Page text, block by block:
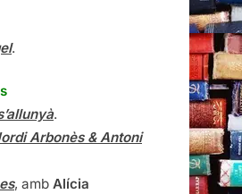
.
.
Arbonès & Antoni
, amb Alícia